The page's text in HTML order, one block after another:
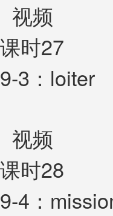
视频
课时27
9-3：loiter
视频
课时28
9-4：